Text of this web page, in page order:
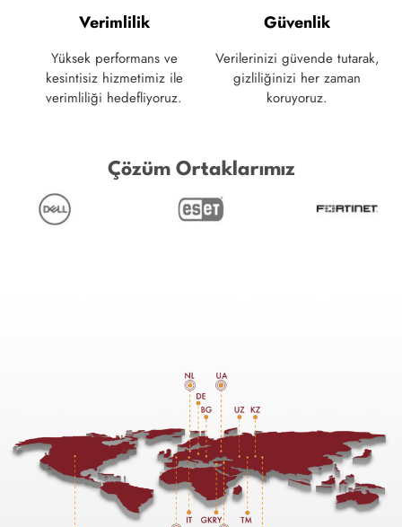
Verimlilik
Yüksek performans ve
kesintisiz hizmetimiz ile
verimliliği hedefliyoruz.
Güvenlik
Verilerinizi güvende tutarak,
gizliliğinizi her zaman
koruyoruz.
Çözüm Ortaklarımız